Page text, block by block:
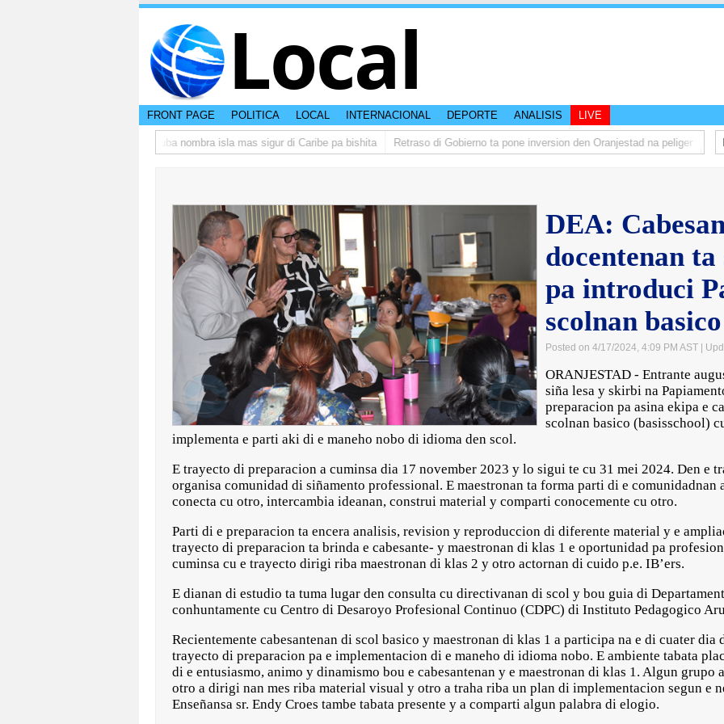
Local
FRONT PAGE POLITICA LOCAL INTERNACIONAL DEPORTE ANALISIS LIVE
CISI: Aruba nombra isla mas sigur di Caribe pa bishita Retraso di Gobierno ta pone inversion den Oranjestad na peliger
DEA:
docentenan
pa introduci
scolnan basico
Posted on 4/17/2024, 4:09 PM AST |
ORANJESTAD - Entrante
siña lesa y skirbi na
preparacion pa asina ekipa e
scolnan basico (basisschool)
implementa e parti aki di e maneho nobo di idioma den scol.
E trayecto di preparacion a cuminsa dia 17 november 2023 y lo sigui te cu 31 mei 2024. Den e
organisa comunidad di siñamento professional. E maestronan ta forma parti di e comunidadnan
conecta cu otro, intercambia ideanan, construi material y comparti conocemente cu otro.
Parti di e preparacion ta encera analisis, revision y reproduccion di diferente material y e
trayecto di preparacion ta brinda e cabesante- y maestronan di klas 1 e oportunidad pa
cuminsa cu e trayecto dirigi riba maestronan di klas 2 y otro actornan di cuido p.e. IB’ers.
E dianan di estudio ta tuma lugar den consulta cu directivanan di scol y bou guia di
conhuntamente cu Centro di Desaroyo Profesional Continuo (CDPC) di Instituto Pedagogico
Recientemente cabesantenan di scol basico y maestronan di klas 1 a participa na e di cuater
trayecto di preparacion pa e implementacion di e maneho di idioma nobo. E ambiente tabata
di e entusiasmo, animo y dinamismo bou e cabesantenan y e maestronan di klas 1. Algun grupo
otro a dirigi nan mes riba material visual y otro a traha riba un plan di implementacion segun e
Enseñansa sr. Endy Croes tambe tabata presente y a comparti algun palabra di elogio.